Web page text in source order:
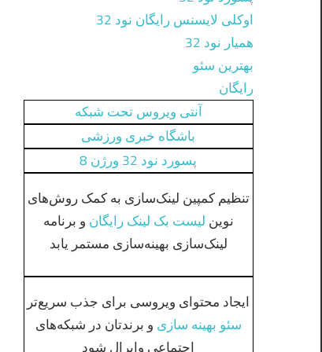
اوکلی لایسنس رایگان نود 32
همیار نود 32
بهترین سئو
رایگان
آنتی ویروس تحت شبکه
باشگاه خبری ورزشی
پسورد نود 32 ورژن 8
تنظیم کمپین لینک‌سازی به کمک روش‌های
نوین لیست بک لینک رایگان و برنامه
لینک‌سازی بهینه‌سازی مستمر یابد
ایجاد محتوای ویروسی برای جذب سریع‌تر
سئو بهینه سازی و برندتان در شبکه‌های
اجتماعی وایرال شود